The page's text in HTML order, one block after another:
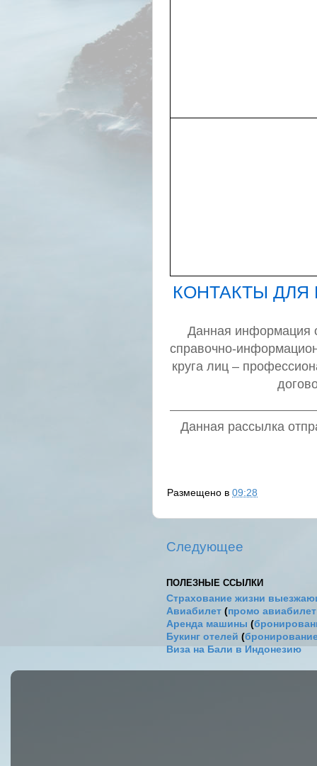
КОНТАКТЫ
Данная информация о
справочно-
круга лиц –
Данная рассылка
Размещено в 09:28
Следующее
ПОЛЕЗНЫЕ ССЫЛКИ
Страхование жизни
Авиабилет (промо
Аренда машины (
Букинг отелей (
Виза на Бали в Индонезию